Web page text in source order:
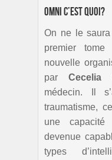
Omni c’est quoi?
On ne le
premier
nouvelle
par Cecelia
médecin. Il
traumatisme,
une capacité
devenue
types